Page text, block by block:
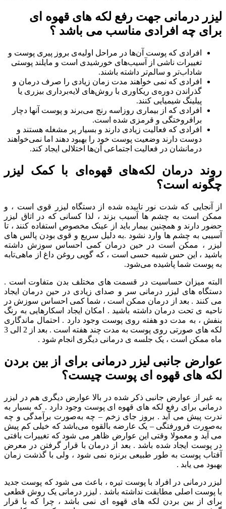
لیزر درمانی جهت رفع لکه های قهوه ای
برای چه افرادی مناسب می باشد ؟
افرادی که پوست آن‌ها در مراحل اولیه‌ی بروز پیری پوست و
تغییرات ناشی از آسیب‌های خورشیدی است و مایلند پوستی
شاداب‌تر و سالم‌تر داشته باشند.
افرادی که نمی خواهند مدت زمان زیادی را صرف درمان و
گذراندن دوره‌ی ریکاوری با روش‌های لایه‌برداری بیزری یا
پیلینگ شیمیایی کنند.
افرادی که از بیماری روزاسه رنج می‌برند و پوست آنها دچار
برافروختگی و قرمزی شده است.
افرادی که فعالیت زیادی دارند و بسیار پر مشغله هستند و
دوست دارند وضعیت پوست خود را بهبود دهند اما نمی‌خواهند
درمانشان در فعالیت اجتماعی آن‌ها اختلالی ایجاد کند.
روند درمان لکه‌های قهوه‌ای با کمک لیزر
چگونه است؟
از آنجایی که شدت نور تابیده شده از دستگاه لیزر قوی است ، و
ممکن است به چشم ها آسیب بزند ، لذا کسانی که در اتاق لیزر
حضور دارند و همچنین بیمار باید از عینک مخصوص استفاده کنند ، تا
آسیبی به چشم ها وارد نشود .به دلیل سریع و قوی بودن پالس های
لیزر ، ممکن است در حین درمان کمی احساس سوزش داشته
باشید ، این حس شبیه حسی است ، که گویی روغن داغ از ماهی‌تابه
به پوست شما پاشیده می‌شود.
البته میزان حساسیت در قسمت های مختلف بدن متفاوت است .
دستگاه های لیزر درمانی سر و صدای زیادی در حین درمان ایجاد
می کنند . بعد از درمان ممکن است ، شما کمی احساس سوزش در
ناحیه ی تحت درمان داشته باشید . امکان ایجاد اسکارهایی به رنگ
بنفش ، به مدت دو هفته روی پوست وجود دارد . احتمال ماندگاری
لکه های صورتی روی پوست به مدت چند هفته است . بعد از 2 الی 3
ماه ممکن است ، یک جلسه ی درمانی دیگری انجام شود .
عوارض جانبی لیزر درمانی برای از بین بردن
لکه های قهوه ای پوست چیست؟
به غیر از عوارض جانبی ذکر شده در بالا عوارض دیگری هم در لیزر
درمانی برای رفع لکه های قهوه ای پوست وجود دارد . که بسیار به
ندرت پیش می آید . بروز جای زخم – چه به‌صورت برآمدگی و چه
به‌صورت فرورفتگی – یک عارضه بالقوه می‌باشد که خیلی کم پیش
می آید و معمولا وقتی این عوارض ظاهر می شود که تغییرات بافتی
در پوست ایجاد شده باشد . بعد از درمان با قرار گرفتن در معرض
آفتاب پوست به طور طبیعی برنزه نمی شود ، ولی با گذشت زمان
بهبود می یابد .
لیزر درمانی در افراد با پوست تیره ، باعث می شود که پوست جدید
با پوست اصلی مطابقت نداشته باشد . لیزر درمانی یک روش قطعی
برای از بین بردن لکه های قهوه ای نمی باشد ، چرا که با قرار